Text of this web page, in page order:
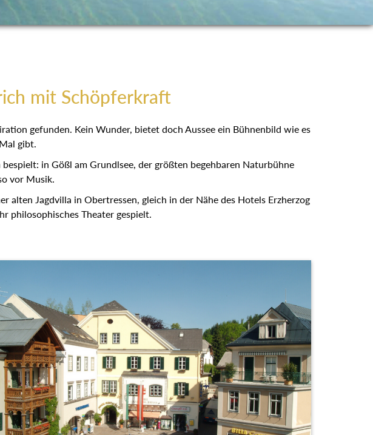
mit Schöpferkraft
gefunden. Kein Wunder, bietet doch Aussee ein Bühnenbild wie es
gibt.
in Gößl am Grundlsee, der größten begehbaren Naturbühne
vor Musik.
alten Jagdvilla in Obertressen, gleich in der Nähe des Hotels Erzherzog
philosophisches Theater gespielt.